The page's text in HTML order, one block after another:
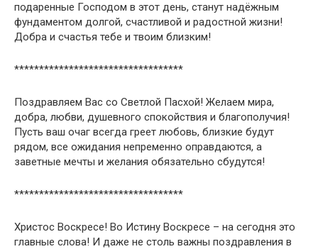
подаренные Господом в этот день, станут надёжным
фундаментом долгой, счастливой и радостной жизни!
Добра и счастья тебе и твоим близким!
**********************************
Поздравляем Вас со Светлой Пасхой! Желаем мира,
добра, любви, душевного спокойствия и благополучия!
Пусть ваш очаг всегда греет любовь, близкие будут
рядом, все ожидания непременно оправдаются, а
заветные мечты и желания обязательно сбудутся!
**********************************
Христос Воскресе! Во Истину Воскресе – на сегодня это
главные слова! И даже не столь важны поздравления в